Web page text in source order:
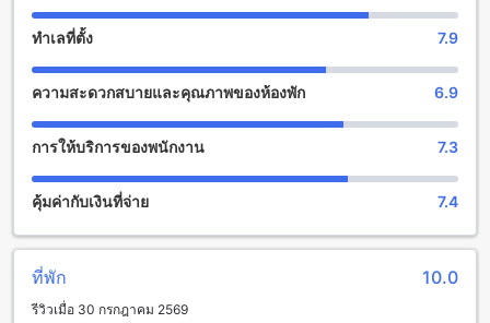
สิ่งอำนวยความสะดวกที่ทรายทอง รีสอร์ท
ทรายทอง รีสอร์ท มีสิ่งอำนวยความสะดวกที่หลากหลายเพื่อให้คุณ
มีประสบการณ์การเข้าพักที่สะดวกสบายและประทับใจ สิ่งอำนวย
บริการห้องพัก, ตู้เซฟ, Wi-Fi ในพื้นที่สาธารณะ, พื้นที่สูบบุหรี่ที่
กำหนด, Wi-Fi ฟรีในทุกห้อง, การเก็บรักษากระเป๋าเดินทาง, การ
ทำความสะอาดห้องประจำวัน
ทรายทอง รีสอร์ท ให้บริการห้องพักที่สะดวกสบายและทันสมัย ทุก
ตลอดเวลา นอกจากนี้ยังมีการเก็บรักษากระเป๋าเดินทางที่ปลอดภัย
และการทำความสะอาดห้องประจำวันเพื่อให้คุณมีความสะดวก
สบายในการเข้าพัก
ทรายทอง รีสอร์ท ยังมีพื้นที่สูบบุหรี่ที่กำหนดเพื่อให้คุณสามารถ
ทำเลที่ตั้ง 7.9
ความสะดวกสบายและคุณภาพของห้องพัก 6.9
การให้บริการของพนักงาน 7.3
คุ้มค่ากับเงินที่จ่าย 7.4
ที่พัก 10.0
รีวิวเมื่อ 30 กรกฎาคม 2569